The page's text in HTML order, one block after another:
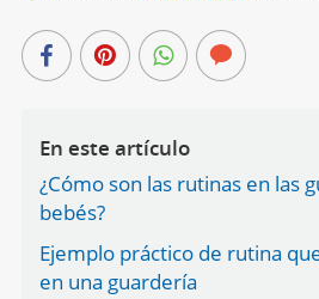
En este artículo
¿Cómo son las rutinas en las
bebés?
Ejemplo práctico de rutina
en una guardería